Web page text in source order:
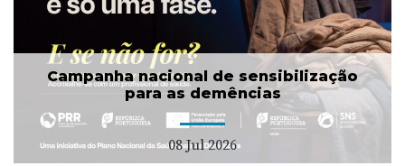
Campanha nacional de sensibilização
para as demências
08 Jul 2026